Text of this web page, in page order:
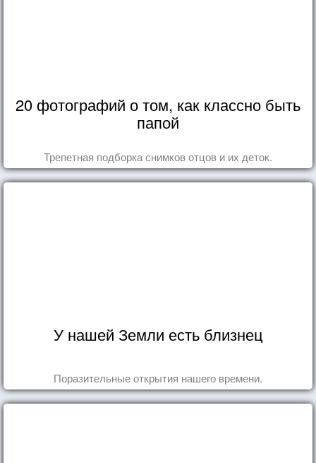
20 фотографий о том, как классно быть
папой
Трепетная подборка снимков отцов и их деток.
У нашей Земли есть близнец
Поразительные открытия нашего времени.